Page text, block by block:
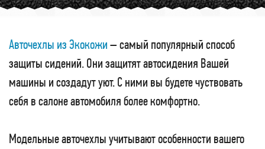
Авточехлы из Экокожи– самый популярный способ
защиты сидений. Они защитят автосидения Вашей
машины и создадут уют. С ними вы будете чуствовать
себя в салоне автомобиля более комфортно.
Модельные авточехлы учитывают особенности вашего